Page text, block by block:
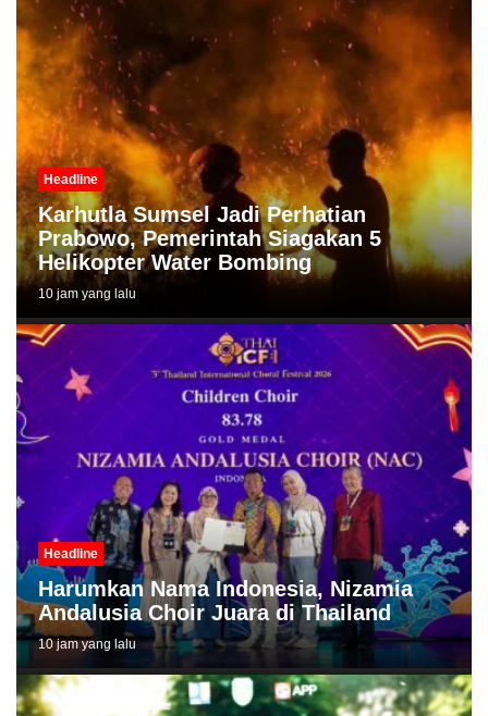
Headline
Karhutla Sumsel Jadi Perhatian
Prabowo, Pemerintah Siagakan 5
Helikopter Water Bombing
10 jam yang lalu
Headline
Harumkan Nama Indonesia, Nizamia
Andalusia Choir Juara di Thailand
10 jam yang lalu